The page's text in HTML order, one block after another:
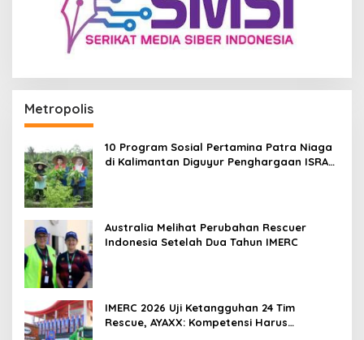
Metropolis
10 Program Sosial Pertamina Patra Niaga
di Kalimantan Diguyur Penghargaan ISRA
Australia Melihat Perubahan Rescuer
Indonesia Setelah Dua Tahun IMERC
IMERC 2026 Uji Ketangguhan 24 Tim
Rescue, AYAXX: Kompetensi Harus